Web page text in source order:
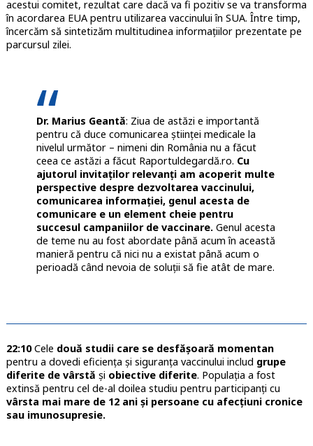
acestui comitet, rezultat care dacă va fi pozitiv se va transforma
în acordarea EUA pentru utilizarea vaccinului în SUA. Între timp,
încercăm să sintetizăm multitudinea informațiilor prezentate pe
parcursul zilei.
Dr. Marius Geantă: Ziua de astăzi e importantă
pentru că duce comunicarea științei medicale la
nivelul următor – nimeni din România nu a făcut
ceea ce astăzi a făcut Raportuldegardă.ro. Cu
ajutorul invitaților relevanți am acoperit multe
perspective despre dezvoltarea vaccinului,
comunicarea informației, genul acesta de
comunicare e un element cheie pentru
succesul campaniilor de vaccinare.Genul acesta
de teme nu au fost abordate până acum în această
manieră pentru că nici nu a existat până acum o
perioadă când nevoia de soluții să fie atât de mare.
22:10Cele două studii care se desfășoară momentan
pentru a dovedi eficiența și siguranța vaccinului includ grupe
diferite de vârstă și obiective diferite. Populația a fost
extinsă pentru cel de-al doilea studiu pentru participanți cu
vârsta mai mare de 12 ani și persoane cu afecțiuni cronice
sau imunosupresie.